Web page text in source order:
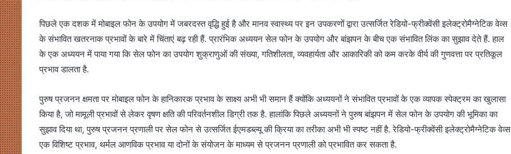
पिछले एक दशक में मोबाइल फोन के उपयोग में जबरदस्त वृद्धि हुई है और मानव स्वास्थ्य पर इन उपकरणों द्वारा उत्सर्जित रेडियो-फ्रीक्वेंसी इलेक्ट्रोमैग्नेटिक वेव्स
के संभावित खतरनाक प्रभावों के बारे में चिंताएं बढ़ रही हैं. प्रारंभिक अध्ययन सेल फोन के उपयोग और बांझपन के बीच एक संभावित लिंक का सुझाव देते हैं. हाल
के एक अध्ययन में पाया गया कि सेल फोन का उपयोग शुक्राणुओं की संख्या, गतिशीलता, व्यवहार्यता और आकारिकी को कम करके वीर्य की गुणवत्ता पर प्रतिकूल
प्रभाव डालता है.
पुरुष प्रजनन क्षमता पर मोबाइल फोन के हानिकारक प्रभाव के साक्ष्य अभी भी समान हैं क्योंकि अध्ययनों ने संभावित प्रभावों के एक व्यापक स्पेक्ट्रम का खुलासा
किया है, जो मामूली प्रभावों से लेकर वृषण क्षति की परिवर्तनशील डिग्री तक है. हालांकि पिछले अध्ययनों ने पुरुष बांझपन में सेल फोन के उपयोग की भूमिका का
सुझाव दिया था, पुरुष प्रजनन प्रणाली पर सेल फोन से उत्सर्जित ईएमडब्ल्यू की क्रिया का तरीका अभी भी स्पष्ट नहीं है. रेडियो-फ्रीक्वेंसी इलेक्ट्रोमैग्नेटिक वेव्स
एक विशिष्ट प्रभाव, थर्मल आणविक प्रभाव या दोनों के संयोजन के माध्यम से प्रजनन प्रणाली को प्रभावित कर सकता है.